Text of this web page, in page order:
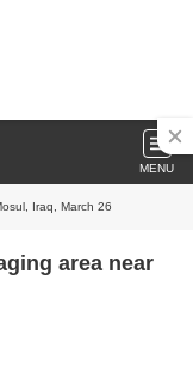
MENU
Iraq, March 26
area near